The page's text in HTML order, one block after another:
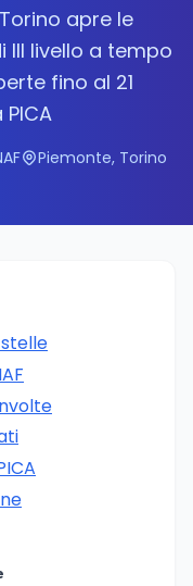
apre le
III livello a tempo
fino al 21
Piemonte, Torino